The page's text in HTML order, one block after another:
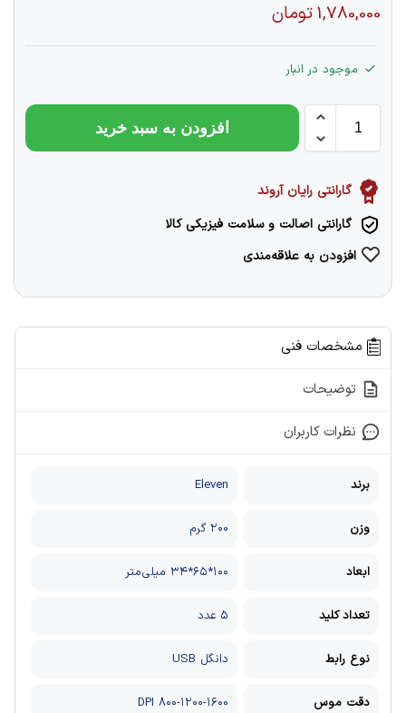
1,780,000تومان
موجود در انبار
افزودن به سبد خرید
گارانتی رایان آروند
گارانتی اصالت و سلامت فیزیکی کالا
افزودن به علاقه‌مندی
مشخصات فنی
توضیحات
نظرات کاربران
برند Eleven
وزن ۲۰۰ گرم
ابعاد ۱۰۰*۶۵*۳۴ میلی‌متر
تعداد کلید ۵ عدد
نوع رابط دانگل USB
دقت موس ۸۰۰-۱۲۰۰-۱۶۰۰ DPI